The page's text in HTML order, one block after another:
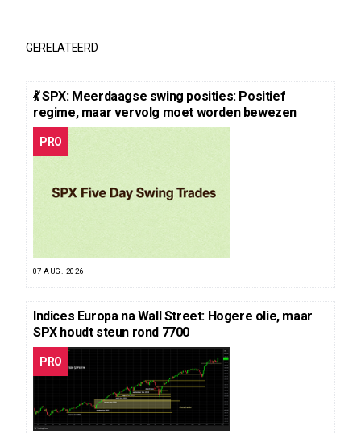
GERELATEERD
💃 SPX: Meerdaagse swing posities: Positief
regime, maar vervolg moet worden bewezen
PRO
07 AUG. 2026
Indices Europa na Wall Street: Hogere olie, maar
SPX houdt steun rond 7700
PRO